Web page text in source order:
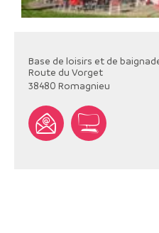
Base de loisirs et de
Route du Vorget
38480 Romagnieu